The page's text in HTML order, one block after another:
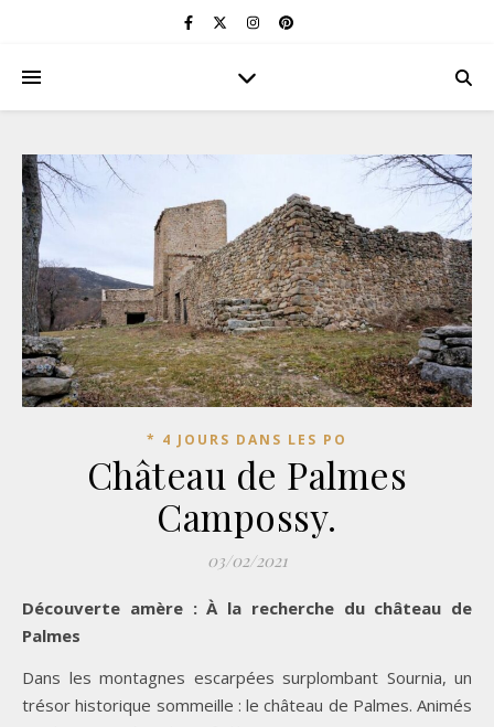
* 4 JOURS DANS LES PO
Château de Palmes
Campossy.
03/02/2021
Découverte amère : À la recherche du château de
Palmes
Dans les montagnes escarpées surplombant Sournia, un
trésor historique sommeille : le château de Palmes. Animés